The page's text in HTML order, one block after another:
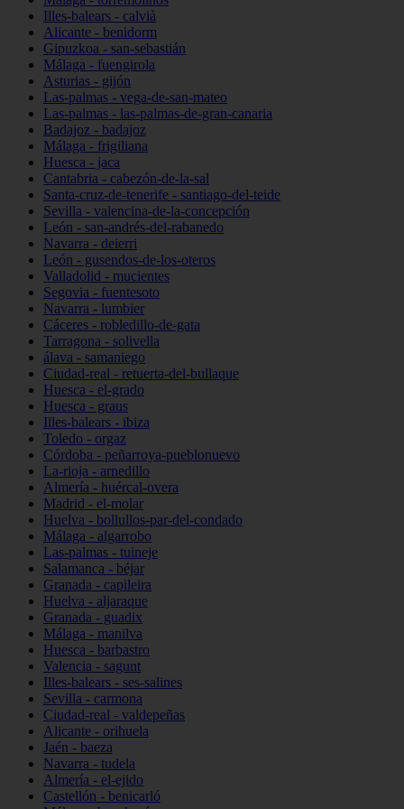
Illes-balears - calvià
Alicante - benidorm
Gipuzkoa - san-sebastián
Málaga - fuengirola
Asturias - gijón
Las-palmas - vega-de-san-mateo
Las-palmas - las-palmas-de-gran-canaria
Badajoz - badajoz
Málaga - frigiliana
Huesca - jaca
Cantabria - cabezón-de-la-sal
Santa-cruz-de-tenerife - santiago-del-teide
Sevilla - valencina-de-la-concepción
León - san-andrés-del-rabanedo
Navarra - deierri
León - gusendos-de-los-oteros
Valladolid - mucientes
Segovia - fuentesoto
Navarra - lumbier
Cáceres - robledillo-de-gata
Tarragona - solivella
álava - samaniego
Ciudad-real - retuerta-del-bullaque
Huesca - el-grado
Huesca - graus
Illes-balears - ibiza
Toledo - orgaz
Córdoba - peñarroya-pueblonuevo
La-rioja - arnedillo
Almería - huércal-overa
Madrid - el-molar
Huelva - bollullos-par-del-condado
Málaga - algarrobo
Las-palmas - tuineje
Salamanca - béjar
Granada - capileira
Huelva - aljaraque
Granada - guadix
Málaga - manilva
Huesca - barbastro
Valencia - sagunt
Illes-balears - ses-salines
Sevilla - carmona
Ciudad-real - valdepeñas
Alicante - orihuela
Jaén - baeza
Navarra - tudela
Almería - el-ejido
Castellón - benicarló